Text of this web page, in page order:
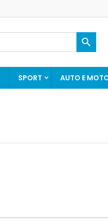

SPORT AUTO E